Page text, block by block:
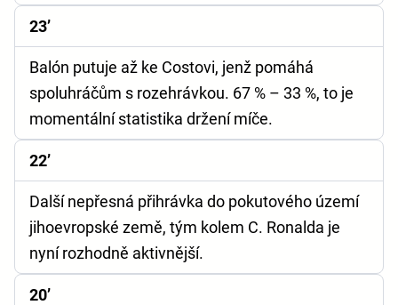
23’
Balón putuje až ke Costovi, jenž pomáhá
spoluhráčům s rozehrávkou. 67 % – 33 %, to je
momentální statistika držení míče.
22’
Další nepřesná přihrávka do pokutového území
jihoevropské země, tým kolem C. Ronalda je
nyní rozhodně aktivnější.
20’